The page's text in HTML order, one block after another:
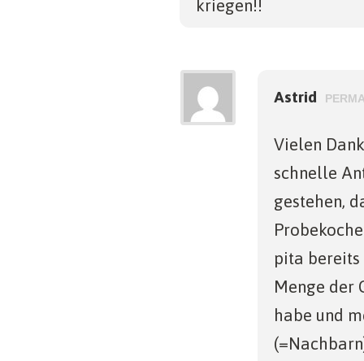
kriegen!!
Astrid
Vielen
schnelle
gestehen,
pita bereits
Menge der
habe und